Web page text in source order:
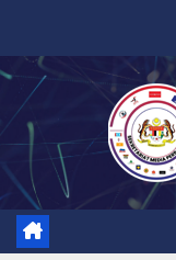
content